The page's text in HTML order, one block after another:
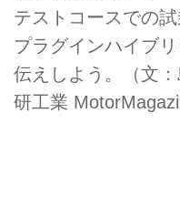
テストコースでの
プラグインハイブ
伝えしよう。（文
研工業